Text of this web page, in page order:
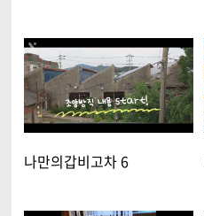
나만의갑비고차 6